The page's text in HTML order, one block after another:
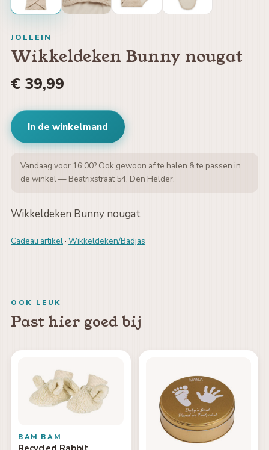
JOLLEIN
Wikkeldeken Bunny nougat
€ 39,99
In de winkelmand
Vandaag voor 16:00? Ook gewoon af te halen & te passen in
de winkel — Beatrixstraat 54, Den Helder.
Wikkeldeken Bunny nougat
Cadeau artikel· Wikkeldeken/Badjas
OOK LEUK
Past hier goed bij
BAM BAM